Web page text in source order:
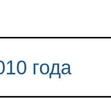
года